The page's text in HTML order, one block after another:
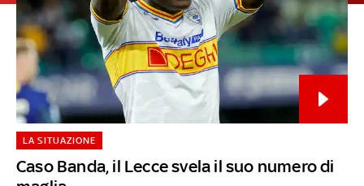
Caso Banda, il Lecce svela il suo numero di
LA SITUAZIONE